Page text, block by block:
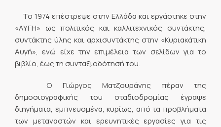
Το 1974 επέστρεψε στην Ελλάδα και εργάστηκε στην
«ΑΥΓΗ» ως πολιτικός και καλλιτεχνικός συντάκτης,
συντάκτης ύλης και αρχισυντάκτης στην «Κυριακάτικη
Αυγή», ενώ είχε την επιμέλεια των σελίδων για το
βιβλίο, έως τη συνταξιοδότησή του.
Ο Γιώργος Ματζουράνης πέραν της
δημοσιογραφικής του σταδιοδρομίας έγραψε
διηγήματα, εμπνευσμένα, κυρίως, από τα προβλήματα
των μεταναστών και ερευνητικές εργασίες για τις